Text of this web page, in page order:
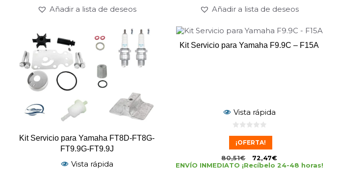
Añadir a lista de deseos Añadir a lista de deseos
Kit Servicio para Yamaha FT8D-FT8G-
FT9.9G-FT9.9J
Vista rápida
Kit Servicio para Yamaha F9.9C – F15A
Vista rápida
5
¡OFERTA!
80,51€ 72,47€
ENVÍO INMEDIATO ¡Recíbelo 24-48 horas!